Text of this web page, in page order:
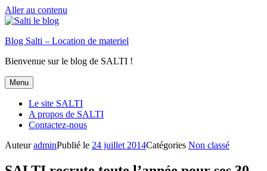
Aller au contenu
Blog Salti – Location de materiel
Bienvenue sur le blog de SALTI !
Menu
Le site SALTI
A propos de SALTI
Contactez-nous
AuteuradminPublié le 24 juillet 2014Catégories Non classé